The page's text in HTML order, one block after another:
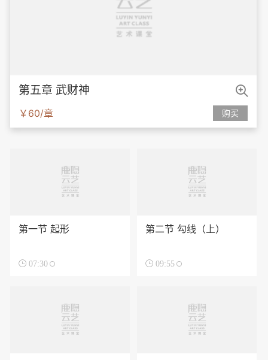
第五章 武财神
￥60/章 购买

第一节 起形
 07:30
第二节 勾线（上）
 09:55